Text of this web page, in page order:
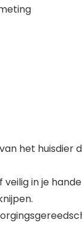
het huisdier
in je